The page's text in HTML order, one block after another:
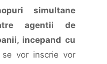
simultane
agentii de
incepand cu
se vor inscrie vor